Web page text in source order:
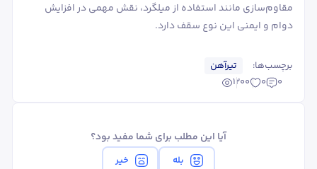
مقاوم‌سازی مانند استفاده از میلگرد، نقش مهمی در افزایش
دوام و ایمنی این نوع سقف دارد.
برچسب‌ها:
تیرآهن
0
0
1200
آیا این مطلب برای شما مفید بود؟
بله خیر